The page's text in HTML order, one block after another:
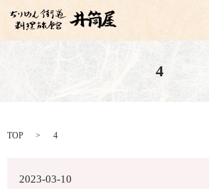
4
TOP 4
2023-03-10